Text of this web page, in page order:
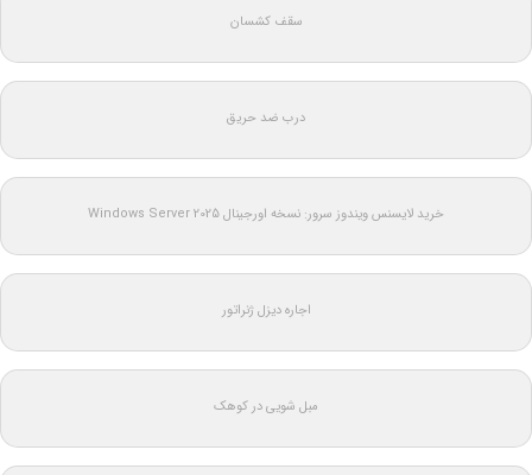
سقف کشسان
درب ضد حریق
خرید لایسنس ویندوز سرور: نسخه اورجینال Windows Server 2025
اجاره دیزل ژنراتور
مبل شویی در کوهک